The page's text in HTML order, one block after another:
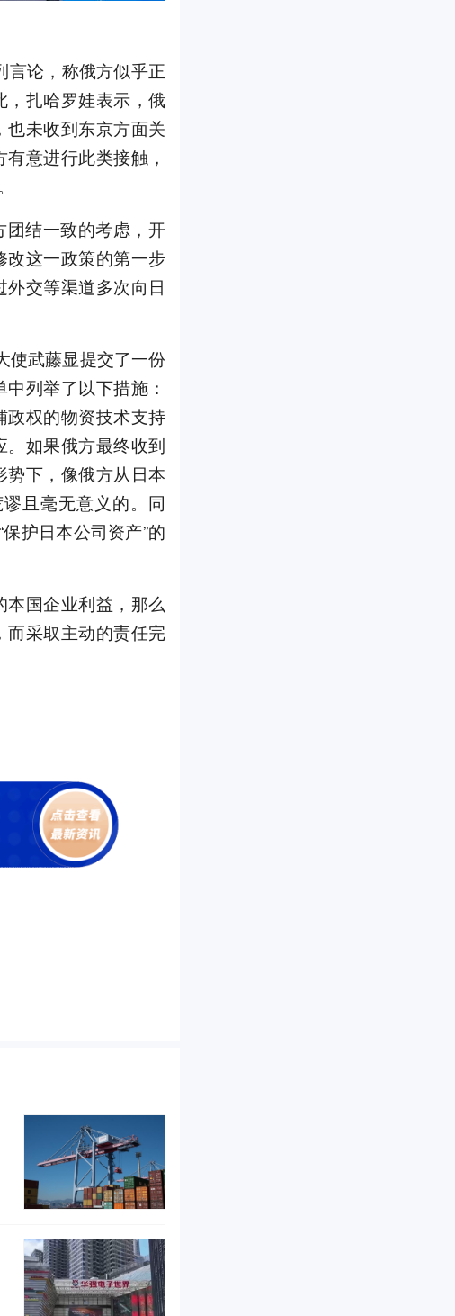
言论，称俄方似乎正
扎哈罗娃表示，俄
未收到东京方面关
意进行此类接触，
结一致的考虑，开
改这一政策的第一步
交等渠道多次向日
使武藤显提交了一份
列举了以下措施：
政权的物资技术支持
如果俄方最终收到
下，像俄方从日本
且毫无意义的。同
护日本公司资产”的
国企业利益，那么
而采取主动的责任完